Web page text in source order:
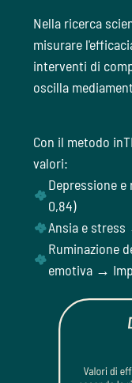
Nella ricerca
misurare
interventi di
oscilla
Con il metodo
valori:
Depressione
0,84)
Ansia e
Ruminazione
emotiva →